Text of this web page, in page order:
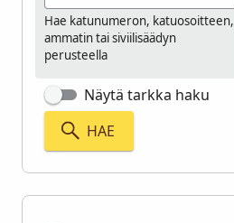
Hae katunumeron, katuosoitteen,
ammatin tai siviilisäädyn
perusteella
Näytä tarkka haku
HAE